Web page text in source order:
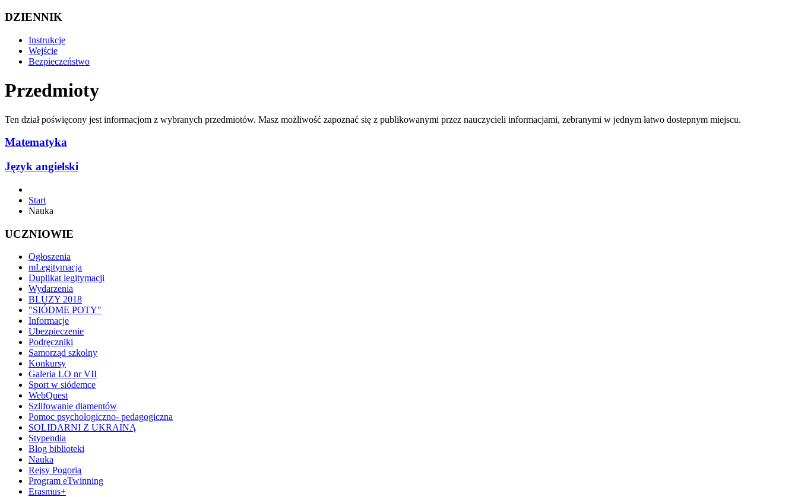
DZIENNIK
Instrukcje
Wejście
Bezpieczeństwo
Przedmioty
Ten dział poświęcony jest informacjom z wybranych przedmiotów. Masz możliwość zapoznać się z publikowanymi przez nauczycieli informacjami, zebranymi w jednym łatwo dostepnym miejscu.
Matematyka
Język angielski
Start
Nauka
UCZNIOWIE
Ogłoszenia
mLegitymacja
Duplikat legitymacji
Wydarzenia
BLUZY 2018
"SIÓDME POTY"
Informacje
Ubezpieczenie
Podręczniki
Samorząd szkolny
Konkursy
Galeria LO nr VII
Sport w siódemce
WebQuest
Szlifowanie diamentów
Pomoc psychologiczno- pedagogiczna
SOLIDARNI Z UKRAINĄ
Stypendia
Blog biblioteki
Nauka
Rejsy Pogorią
Program eTwinning
Erasmus+